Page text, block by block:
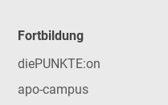
Fortbildung
diePUNKTE:on
apo-campus